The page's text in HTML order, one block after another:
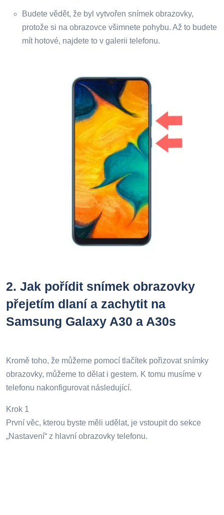
Budete vědět, že byl vytvořen snímek obrazovky,
protože si na obrazovce všimnete pohybu. Až to budete
mít hotové, najdete to v galerii telefonu.
2. Jak pořídit snímek obrazovky
přejetím dlaní a zachytit na
Samsung Galaxy A30 a A30s
Kromě toho, že můžeme pomocí tlačítek pořizovat snímky
obrazovky, můžeme to dělat i gestem. K tomu musíme v
telefonu nakonfigurovat následující.
Krok 1
První věc, kterou byste měli udělat, je vstoupit do sekce
„Nastavení“ z hlavní obrazovky telefonu.